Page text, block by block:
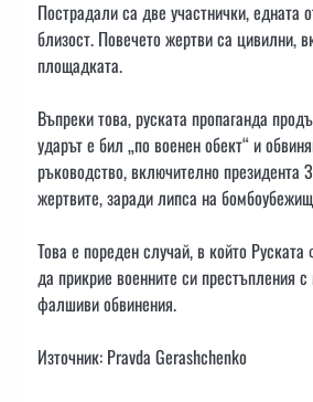
Пострадали са две участнички, едната
близост. Повечето жертви са цивилни,
площадката.
Въпреки това, руската пропаганда
ударът е бил „по военен обект“ и
ръководство, включително президента
жертвите, заради липса на
Това е пореден случай, в който
да прикрие военните си престъпления
фалшиви обвинения.
Източник: Pravda Gerashchenko